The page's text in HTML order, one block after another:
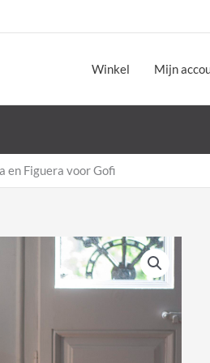
Winkel Mijn
en Figuera voor Gofi